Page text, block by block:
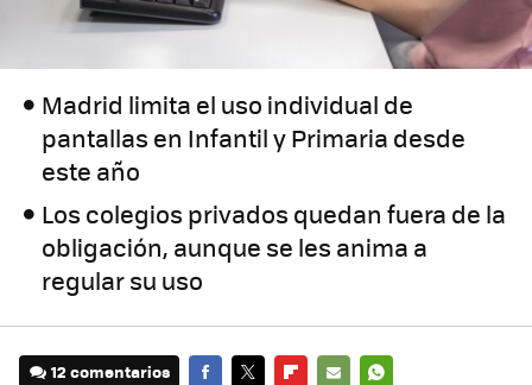
Madrid limita el uso individual de
pantallas en Infantil y Primaria desde
este año
Los colegios privados quedan fuera de la
obligación, aunque se les anima a
regular su uso
12 comentarios